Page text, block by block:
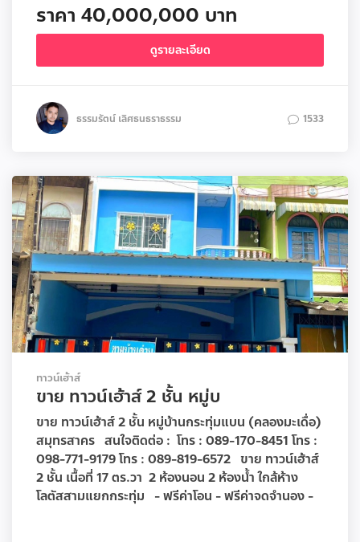
ราคา 40,000,000 บาท
ดูรายละเอียด
ธรรมรัตน์ เลิศธนธราธรรม 1533
ทาวน์เฮ้าส์
ขาย ทาวน์เฮ้าส์ 2 ชั้น หมู่บ
ขาย ทาวน์เฮ้าส์ 2 ชั้น หมู่บ้านกระทุ่มแบน (คลองมะเดื่อ)
สมุทรสาคร สนใจติดต่อ : โทร : 089-170-8451 โทร :
098-771-9179 โทร : 089-819-6572 ขาย ทาวน์เฮ้าส์
2 ชั้น เนื้อที่ 17 ตร.วา 2 ห้องนอน 2 ห้องน้ำ ใกล้ห้าง
โลตัสสามแยกกระทุ่ม - ฟรีค่าโอน - ฟรีค่าจดจำนอง -